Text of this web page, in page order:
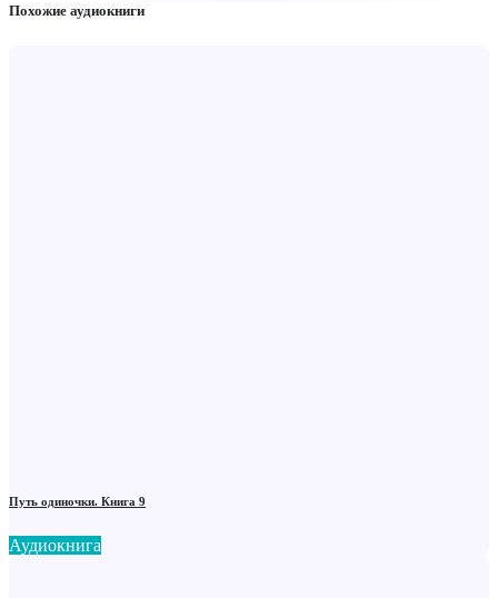
Похожие аудиокниги
Путь одиночки. Книга 9
Аудиокнига